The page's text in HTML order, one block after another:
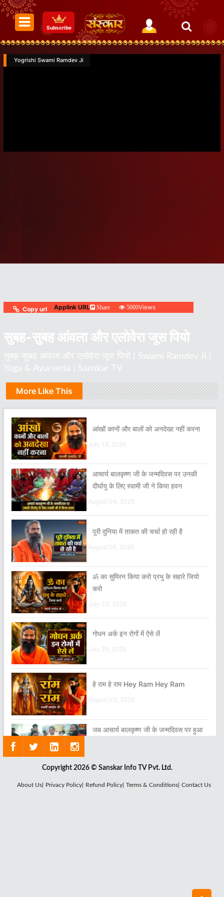
Subscribe
Yogrishi Swami Ramdev Ji
Copy url Applink URL Share 5000Views
सुबह-सुबह आंवला और एलोवेरा जूस पियो
सुबह-सुबह आंवला और एलोवेरा जूस पियो | Swami Ramdev Ji |
Yoga & Ayurveda | Sanskar TV
More Like This
आंखों कानों और बालों को अनदेखा नहीं करना
July 13, 2026
आचार्य बालकृष्ण जी के जन्मदिवस पर उनकी
दीर्घायु के लिए स्वामी जी ने किया हवन
August 04, 2026
पूरी दुनिया में ताकत की चर्चा हो रही है
August 06, 2026
ॐ का सुमिरन किया करो प्रभु के सहारे जियो
करो
July 23, 2026
गोधन अर्क इन रोगों में ऐसे लें
July 29, 2026
हे राम हे राम Hey Ram Hey Ram
August 03, 2026
जब आचार्य बालकृष्ण जी के जन्मदिवस पर हुआ
अपने मूल परिचय से हम अवगत ही नहीं होते हैं
Copyright 2026 © Sanskar Info TV Pvt. Ltd.
About Us| Privacy Policy| Refund Policy| Terms & Conditions| Contact Us